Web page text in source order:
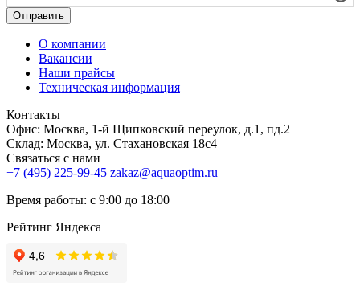
Отправить
О компании
Вакансии
Наши прайсы
Техническая информация
Контакты
Офис: Москва, 1-й Щипковский переулок, д.1, пд.2
Склад: Москва, ул. Стахановская 18с4
Связаться с нами
+7 (495) 225-99-45 zakaz@aquaoptim.ru
Время работы: с 9:00 до 18:00
Рейтинг Яндекса